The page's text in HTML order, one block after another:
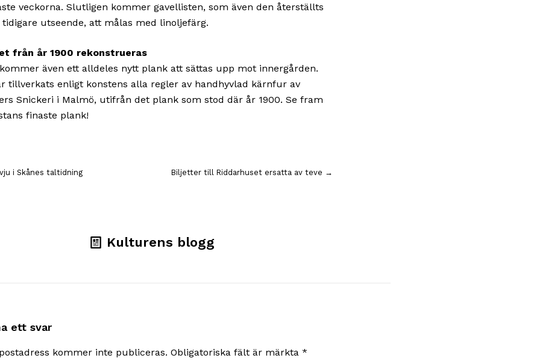
veckorna. Slutligen kommer gavellisten, som även den återställts
utseende, att målas med linoljefärg.
från år 1900 rekonstrueras
även ett alldeles nytt plank att sättas upp mot innergården.
tillverkats enligt konstens alla regler av handhyvlad kärnfur av
Snickeri i Malmö, utifrån det plank som stod där år 1900. Se fram
finaste plank!
i Skånes taltidning Biljetter till Riddarhuset ersatta av teve →
Kulturens blogg
ett svar
kommer inte publiceras. Obligatoriska fält är märkta *